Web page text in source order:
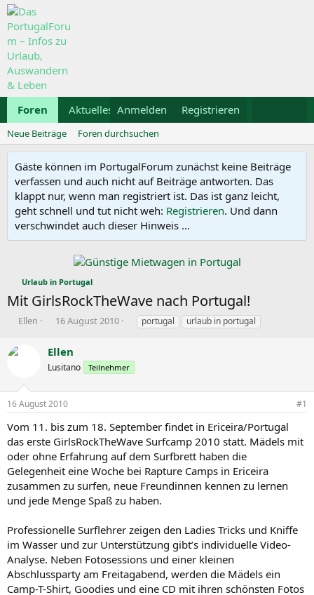
Foren Aktuelles Galerie Kalender
Anmelden Registrieren
Neue Beiträge Foren durchsuchen
Gäste können im PortugalForum zunächst keine Beiträge
verfassen und auch nicht auf Beiträge antworten. Das
klappt nur, wenn man registriert ist. Das ist ganz leicht,
geht schnell und tut nicht weh: Registrieren. Und dann
verschwindet auch dieser Hinweis ...
Urlaub in Portugal
Mit GirlsRockTheWave nach Portugal!
E
s
t
l
e
Ellen
E
s
t
e
l
t
a
m
16 August 2010
S
w
t
e
portugal urlaub in portugal
Ellen
Lusitano Teilnehmer
16 August 2010 #1
Vom 11. bis zum 18. September findet in Ericeira/Portugal
das erste GirlsRockTheWave Surfcamp 2010 statt. Mädels mit
oder ohne Erfahrung auf dem Surfbrett haben die
Gelegenheit eine Woche bei Rapture Camps in Ericeira
zusammen zu surfen, neue Freundinnen kennen zu lernen
und jede Menge Spaß zu haben.
Professionelle Surflehrer zeigen den Ladies Tricks und Kniffe
im Wasser und zur Unterstützung gibt’s individuelle Video-
Analyse. Neben Fotosessions und einer kleinen
Abschlussparty am Freitagabend, werden die Mädels ein
Camp-T-Shirt, Goodies und eine CD mit ihren schönsten Fotos